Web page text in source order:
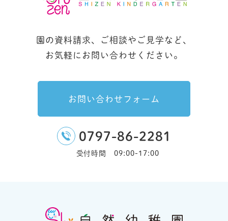
園の資料請求、ご相談やご見学など、
お気軽にお問い合わせください。
お問い合わせフォーム
0797-86-2281
受付時間 09:00-17:00